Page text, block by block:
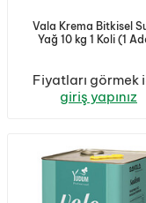
Vala Krema Bitkisel
Yağ 10 kg 1 Koli (1
Fiyatları görmek
giriş yapınız